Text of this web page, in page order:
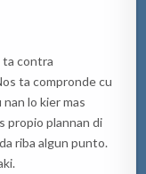
ta contra
ta compronde cu
lo kier mas
propio plannan di
riba algun punto.